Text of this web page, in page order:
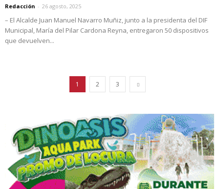
Redacción - 26 agosto, 2025
– El Alcalde Juan Manuel Navarro Muñiz, junto a la presidenta del DIF
Municipal, María del Pilar Cardona Reyna, entregaron 50 dispositivos
que devuelven...
1 2 3